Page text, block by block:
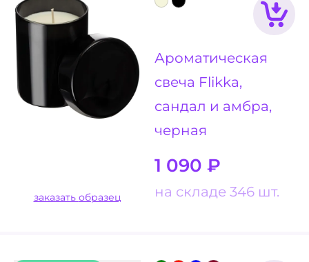
Ароматическая
свеча Flikka,
сандал и амбра,
черная
1 090 ₽
на складе 346 шт.
заказать образец